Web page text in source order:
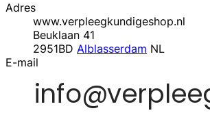
Adres
www.verpleegkundigeshop.nl
Beuklaan 41
2951BD Alblasserdam NL
E-mail